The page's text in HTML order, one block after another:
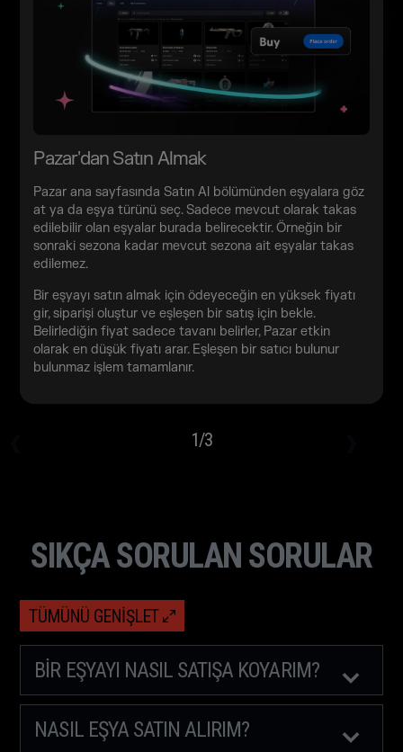
Pazar'dan Satın Almak
Pazar ana sayfasında Satın Al bölümünden eşyalara göz
at ya da eşya türünü seç. Sadece mevcut olarak takas
edilebilir olan eşyalar burada belirecektir. Örneğin bir
sonraki sezona kadar mevcut sezona ait eşyalar takas
edilemez.
Bir eşyayı satın almak için ödeyeceğin en yüksek fiyatı
gir, siparişi oluştur ve eşleşen bir satış için bekle.
Belirlediğin fiyat sadece tavanı belirler, Pazar etkin
olarak en düşük fiyatı arar. Eşleşen bir satıcı bulunur
bulunmaz işlem tamamlanır.
1/3
SIKÇA SORULAN SORULAR
TÜMÜNÜ GENIŞLET
BIR EŞYAYI NASIL SATIŞA KOYARIM?
NASIL EŞYA SATIN ALIRIM?